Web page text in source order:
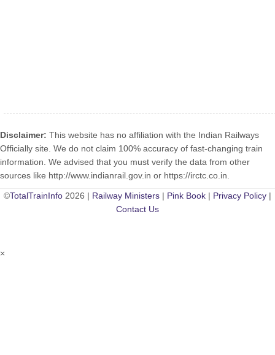
Disclaimer: This website has no affiliation with the Indian Railways
Officially site. We do not claim 100% accuracy of fast-changing train
information. We advised that you must verify the data from other
sources like http://www.indianrail.gov.in or https://irctc.co.in.
©TotalTrainInfo 2026 | Railway Ministers | Pink Book | Privacy Policy |
Contact Us
×